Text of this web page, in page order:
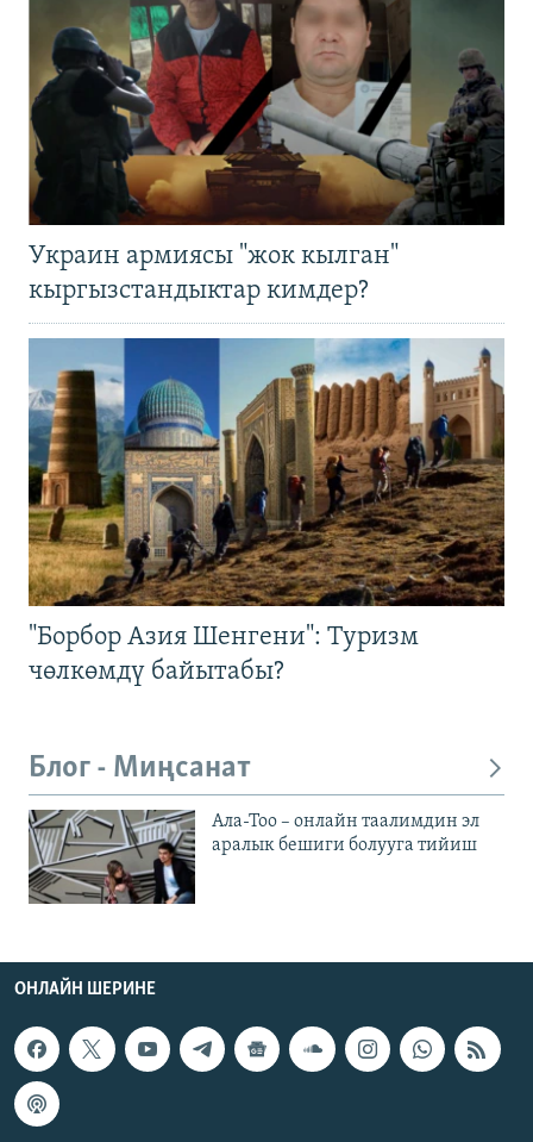
Украин армиясы "жок кылган"
кыргызстандыктар кимдер?
"Борбор Азия Шенгени": Туризм
чөлкөмдү байытабы?
Блог - Миңсанат
Ала-Тоо – онлайн таалимдин эл
аралык бешиги болууга тийиш
ОНЛАЙН ШЕРИНЕ